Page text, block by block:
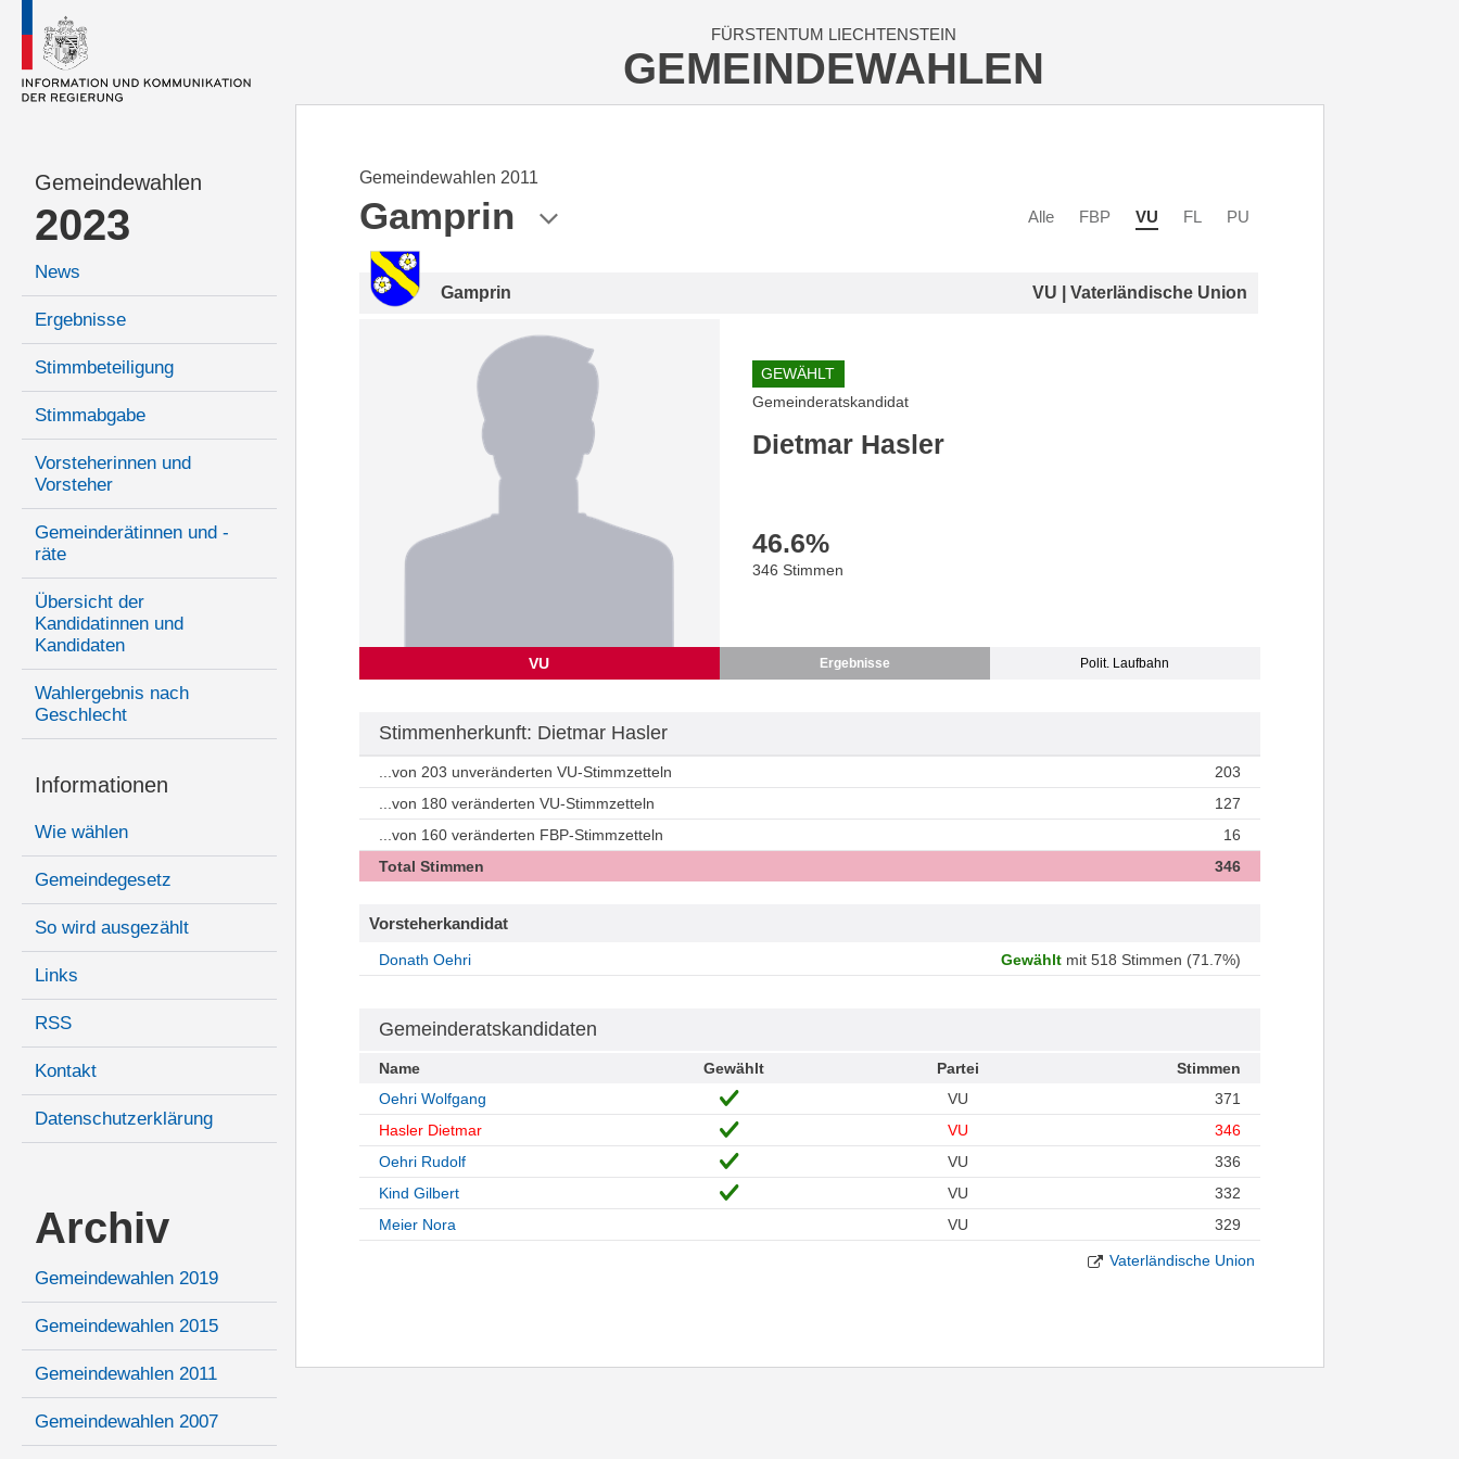
FÜRSTENTUM LIECHTENSTEIN
GEMEINDEWAHLEN
Gemeindewahlen
2023
News
Ergebnisse
Stimmbeteiligung
Stimmabgabe
Vorsteherinnen und
Vorsteher
Gemeinderätinnen und -
räte
Übersicht der
Kandidatinnen und
Kandidaten
Wahlergebnis nach
Geschlecht
Informationen
Wie wählen
Gemeindegesetz
So wird ausgezählt
Links
RSS
Kontakt
Datenschutzerklärung
Archiv
Gemeindewahlen 2019
Gemeindewahlen 2015
Gemeindewahlen 2011
Gemeindewahlen 2007
Gemeindewahlen 2011
Gamprin Alle FBP VU FL PU
Gamprin VU | Vaterländische Union
VU
GEWÄHLT
Gemeinderatskandidat
Dietmar Hasler
46.6%
346 Stimmen
Ergebnisse Polit. Laufbahn
Stimmenherkunft: Dietmar Hasler
...von 203 unveränderten VU-Stimmzetteln
203
...von 180 veränderten VU-Stimmzetteln
127
...von 160 veränderten FBP-Stimmzetteln
16
Total Stimmen
346
Vorsteherkandidat
Donath Oehri Gewähltmit 518 Stimmen (71.7%)
Gemeinderatskandidaten
Name Gewählt Partei
Stimmen
Oehri Wolfgang
VU
371
Hasler Dietmar
VU
346
Oehri Rudolf
VU
336
Kind Gilbert
VU
332
Meier Nora
VU 329
Vaterländische Union